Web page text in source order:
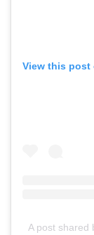
View this post
A post shared